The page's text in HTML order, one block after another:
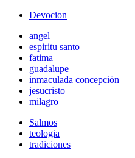
Devocion
angel
espiritu santo
fatima
guadalupe
inmaculada concepción
jesucristo
milagro
Salmos
teologia
tradiciones